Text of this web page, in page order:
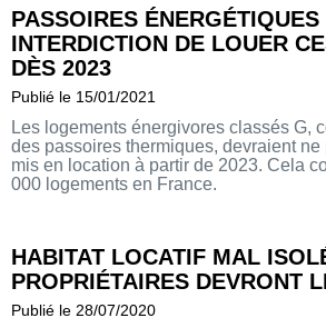
PASSOIRES ÉNERGÉTIQUES
INTERDICTION DE LOUER
DÈS 2023
Publié le 15/01/2021
Les logements énergivores classés G,
des passoires thermiques, devraient
mis en location à partir de 2023. Cela
000 logements en France.
HABITAT LOCATIF MAL
PROPRIÉTAIRES DEVRONT
Publié le 28/07/2020